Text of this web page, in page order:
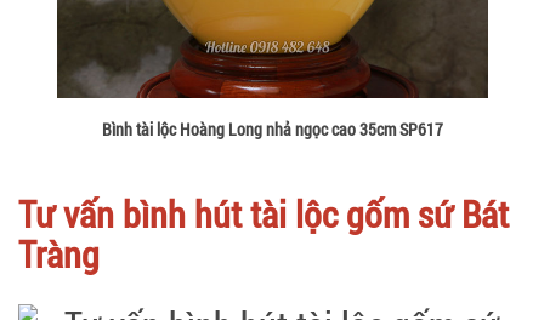
Bình tài lộc Hoàng Long nhả ngọc cao 35cm SP617
Tư vấn bình hút tài lộc gốm sứ Bát
Tràng